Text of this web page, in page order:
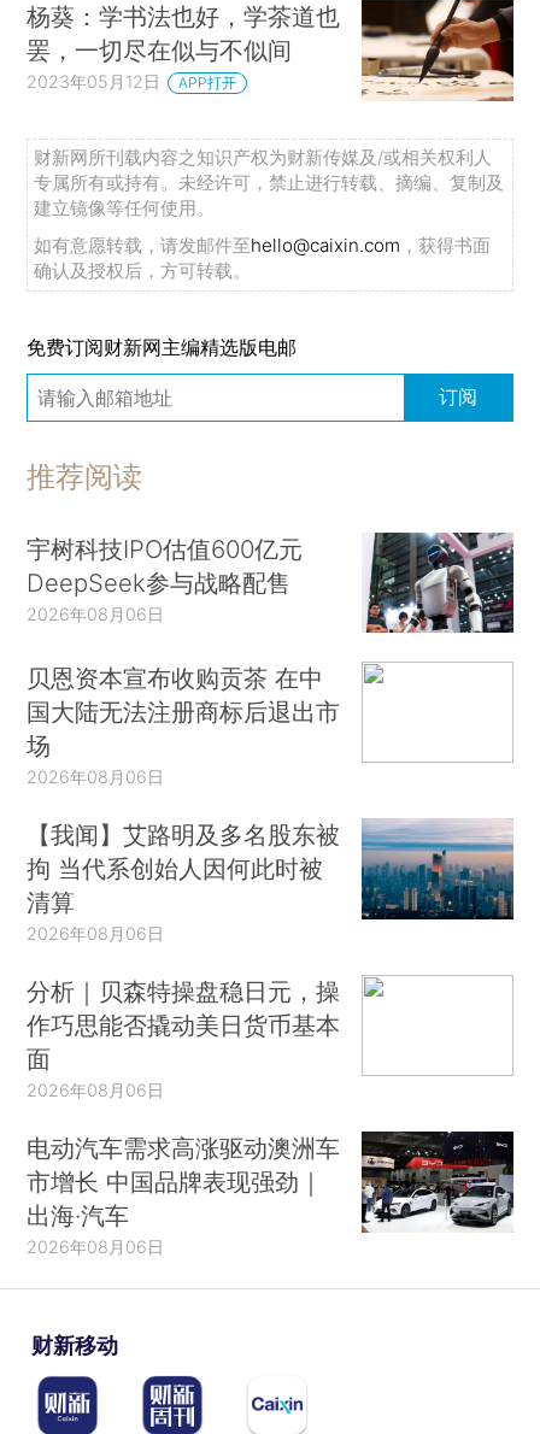
杨葵：学书法也好，学茶道也
罢，一切尽在似与不似间
2023年05月12日 APP打开
财新网所刊载内容之知识产权为财新传媒及/或相关权利人
专属所有或持有。未经许可，禁止进行转载、摘编、复制及
建立镜像等任何使用。
如有意愿转载，请发邮件至hello@caixin.com ，获得书面
确认及授权后，方可转载。
免费订阅财新网主编精选版电邮
订阅
推荐阅读
宇树科技IPO估值600亿元
DeepSeek参与战略配售
2026年08月06日
贝恩资本宣布收购贡茶 在中
国大陆无法注册商标后退出市
场
2026年08月06日
【我闻】艾路明及多名股东被
拘 当代系创始人因何此时被
清算
2026年08月06日
分析｜贝森特操盘稳日元，操
作巧思能否撬动美日货币基本
面
2026年08月06日
电动汽车需求高涨驱动澳洲车
市增长 中国品牌表现强劲｜
出海·汽车
2026年08月06日
财新移动